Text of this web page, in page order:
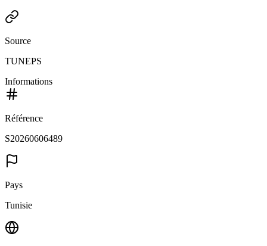
Source
TUNEPS
Informations
Référence
S20260606489
Pays
Tunisie